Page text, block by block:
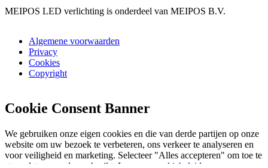
MEIPOS LED verlichting is onderdeel van MEIPOS B.V.
Algemene voorwaarden
Privacy
Cookies
Copyright
Cookie Consent Banner
We gebruiken onze eigen cookies en die van derde partijen op onze
website om uw bezoek te verbeteren, ons verkeer te analyseren en
voor veiligheid en marketing. Selecteer "Alles accepteren" om toe te
staan dat ze worden gebruikt. Lees ons
cookiebeleid